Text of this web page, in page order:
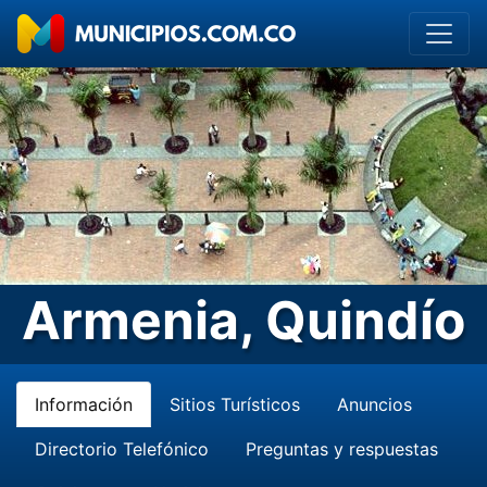
Armenia, Quindío
Información Sitios Turísticos Anuncios
Directorio Telefónico Preguntas y respuestas